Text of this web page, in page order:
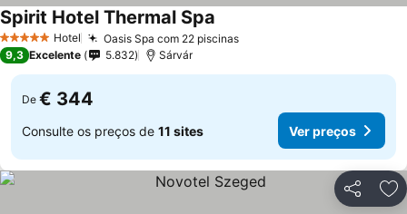
5 Estrelas Hotel Oasis Spa com 22 piscinasVer preços
Spirit Hotel Thermal Spa
9,3 Excelente 5.832 Sárvár
De € 344
Consulte os preços de 11 sites Ver preços
Partilhar